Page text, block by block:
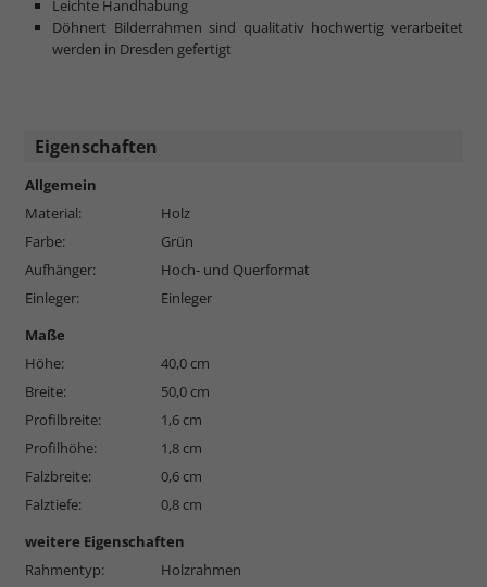
Leichte Handhabung
Döhnert Bilderrahmen sind qualitativ hochwertig verarbeitet
werden in Dresden gefertigt
Eigenschaften
Allgemein
Material:
Holz
Farbe:
Grün
Aufhänger:
Hoch- und Querformat
Einleger:
Einleger
Maße
Höhe:
40,0 cm
Breite:
50,0 cm
Profilbreite:
1,6 cm
Profilhöhe:
1,8 cm
Falzbreite:
0,6 cm
Falztiefe:
0,8 cm
weitere Eigenschaften
Rahmentyp:
Holzrahmen